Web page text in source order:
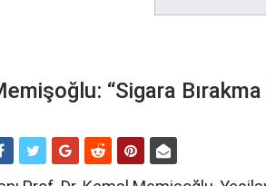
“Sigara